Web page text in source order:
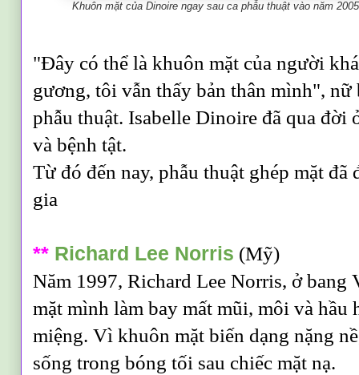
Khuôn mặt của Dinoire ngay sau ca phẫu thuật vào năm
"Đây có thể là khuôn mặt của người
gương, tôi vẫn thấy bản thân mình", nữ
phẫu thuật. Isabelle Dinoire đã qua đời
và bệnh tật.
Từ đó đến nay, phẫu thuật ghép mặt
gia
** Richard Lee Norris (Mỹ)
Năm 1997, Richard Lee Norris, ở
mặt mình làm bay mất mũi, môi và hầu
miệng. Vì khuôn mặt biến dạng nặng
sống trong bóng tối sau chiếc mặt nạ.